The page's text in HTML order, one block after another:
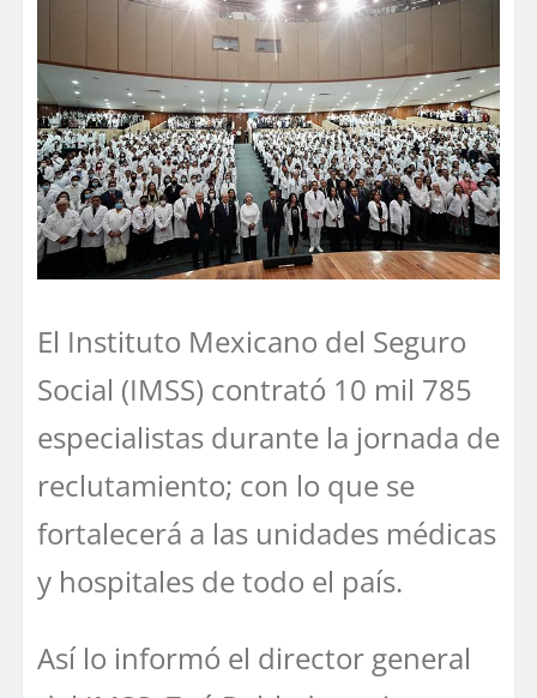
El Instituto Mexicano del Seguro
Social (IMSS) contrató 10 mil 785
especialistas durante la jornada de
reclutamiento; con lo que se
fortalecerá a las unidades médicas
y hospitales de todo el país.
Así lo informó el director general